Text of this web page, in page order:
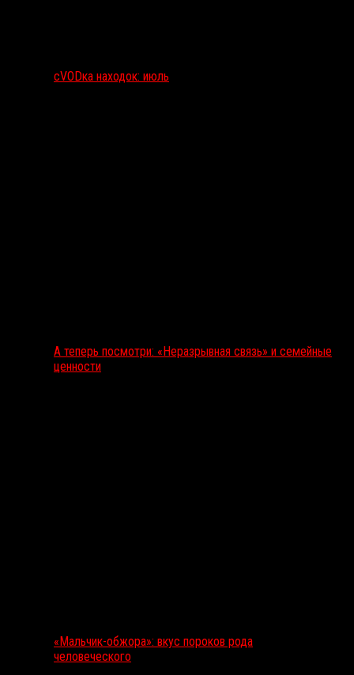
сVODка находок: июль
А теперь посмотри: «Неразрывная связь» и семейные
ценности
«Мальчик-обжора»: вкус пороков рода
человеческого